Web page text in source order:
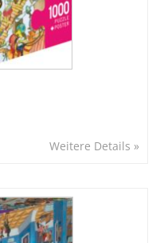
Weitere Details »